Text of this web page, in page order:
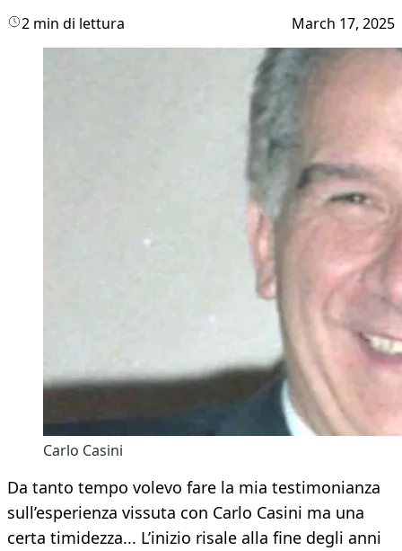
2 min di lettura March 17, 2025
Carlo Casini
Da tanto tempo volevo fare la mia testimonianza
sull’esperienza vissuta con Carlo Casini ma una
certa timidezza... L’inizio risale alla fine degli anni